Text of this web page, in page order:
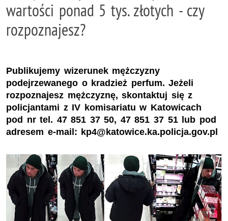
wartości ponad 5 tys. złotych - czy
rozpoznajesz?
Publikujemy wizerunek mężczyzny
podejrzewanego o kradzież perfum. Jeżeli
rozpoznajesz mężczyznę, skontaktuj się z
policjantami z IV komisariatu w Katowicach
pod nr tel. 47 851 37 50, 47 851 37 51 lub pod
adresem e-mail: kp4@katowice.ka.policja.gov.pl